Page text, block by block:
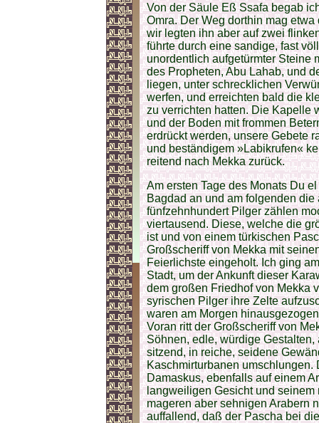
Von der Säule Eß Ssafa begab
Omra. Der Weg dorthin mag
wir legten ihn aber auf zwei
führte durch eine sandige, fast
unordentlich aufgetürmter Steine
des Propheten, Abu Lahab, und
liegen, unter schrecklichen
werfen, und erreichten bald die
zu verrichten hatten. Die Kapelle
und der Boden mit frommen
erdrückt werden, unsere Gebete
und beständigem »Labikrufen«
reitend nach Mekka zurück.
Am ersten Tage des Monats Du
Bagdad an und am folgenden
fünfzehnhundert Pilger zählen
viertausend. Diese, welche die
ist und von einem türkischen
Großscheriff von Mekka mit
Feierlichste eingeholt. Ich ging
Stadt, um der Ankunft dieser
dem großen Friedhof von Mekka
syrischen Pilger ihre Zelte
waren am Morgen
Voran ritt der Großscheriff von
Söhnen, edle, würdige
sitzend, in reiche, seidene
Kaschmirturbanen umschlungen.
Damaskus, ebenfalls auf einem
langweiligen Gesicht und
mageren aber sehnigen Arabern
auffallend, daß der Pascha bei